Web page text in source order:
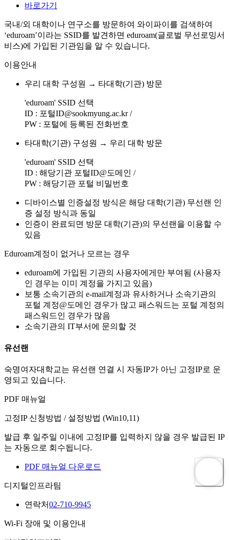
바로가기
국내/외 대학이나 연구소를 방문하여 와이파이를 검색하여
‘eduroam’이라는 SSID를 발견하면 eduroam(글로벌 무선로밍서
비스)에 가입된 기관임을 알 수 있습니다.
이용안내
우리 대학 구성원 → 타대학(기관) 방문
'eduroam' SSID 선택
ID : 포털ID@sookmyung.ac.kr /
PW : 포털에 등록된 전화번호
타대학(기관) 구성원 → 우리 대학 방문
'eduroam' SSID 선택
ID : 해당기관 포털ID@도메인 /
PW : 해당기관 포털 비밀번호
디바이스별 인증설정 방식은 해당 대학(기관) 무선랜 인
증 설정 방식과 동일
인증이 완료되면 방문 대학(기관)의 무선랜을 이용할 수
있음
Eduroam계정이 없거나 모르는 경우
eduroam에 가입된 기관의 사용자에게만 부여됨 (사용자
인 경우는 이미 계정을 가지고 있음)
보통 소속기관의 e-mail계정과 유사하거나 소속기관의
포털 계정@도메인 경우가 많고 패스워드는 포털 계정의
패스워드인 경우가 많음
소속기관의 IT부서에 문의할 것
유선랜
숙명여자대학교는 유선랜 연결 시 자동IP가 아닌 고정IP로 운
영되고 있습니다.
PDF 매뉴얼
고정IP 신청방법 / 설정방법 (Win10,11)
발급 후 일주일 이내에 고정IP를 입력하지 않을 경우 발급된 IP
는 자동으로 회수됩니다.
PDF 매뉴얼 다운로드
디지털인프라팀
연락처02-710-9945
Wi-Fi 장애 및 이용안내